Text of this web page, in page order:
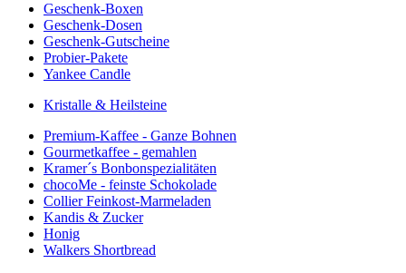
Geschenk-Boxen
Geschenk-Dosen
Geschenk-Gutscheine
Probier-Pakete
Yankee Candle
Kristalle & Heilsteine
Premium-Kaffee - Ganze Bohnen
Gourmetkaffee - gemahlen
Kramer´s Bonbonspezialitäten
chocoMe - feinste Schokolade
Collier Feinkost-Marmeladen
Kandis & Zucker
Honig
Walkers Shortbread